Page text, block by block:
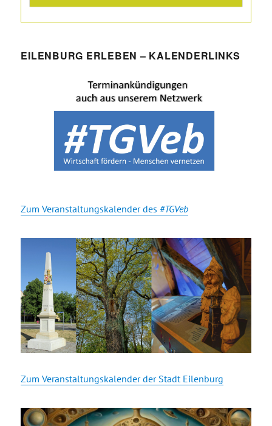
EILENBURG ERLEBEN – KALENDERLINKS
Zum Veranstaltungskalender des #TGVeb
Zum Veranstaltungskalender der Stadt Eilenburg